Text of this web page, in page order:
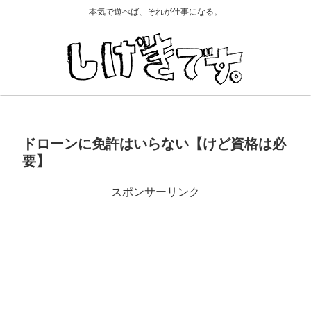
本気で遊べば、それが仕事になる。
ドローンに免許はいらない【けど資格は必
要】
スポンサーリンク